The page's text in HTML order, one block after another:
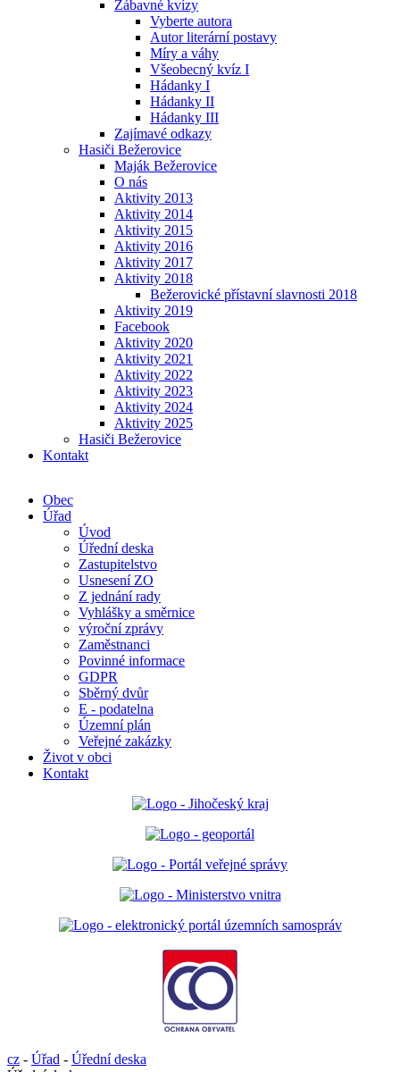
Zábavné kvízy
Vyberte autora
Autor literární postavy
Míry a váhy
Všeobecný kvíz I
Hádanky I
Hádanky II
Hádanky III
Zajímavé odkazy
Hasiči Bežerovice
Maják Bežerovice
O nás
Aktivity 2013
Aktivity 2014
Aktivity 2015
Aktivity 2016
Aktivity 2017
Aktivity 2018
Bežerovické přístavní slavnosti 2018
Aktivity 2019
Facebook
Aktivity 2020
Aktivity 2021
Aktivity 2022
Aktivity 2023
Aktivity 2024
Aktivity 2025
Hasiči Bežerovice
Kontakt
Obec
Úřad
Úvod
Úřední deska
Zastupitelstvo
Usnesení ZO
Z jednání rady
Vyhlášky a směrnice
výroční zprávy
Zaměstnanci
Povinné informace
GDPR
Sběrný dvůr
E - podatelna
Územní plán
Veřejné zakázky
Život v obci
Kontakt
cz - Úřad - Úřední deska